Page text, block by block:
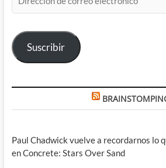
de
electrónico
Suscribir
Paul Chadwick vuelve a recordarnos lo
en Concrete: Stars Over Sand